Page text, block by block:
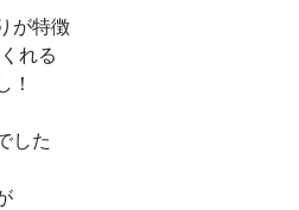
が特徴
れる
！
した